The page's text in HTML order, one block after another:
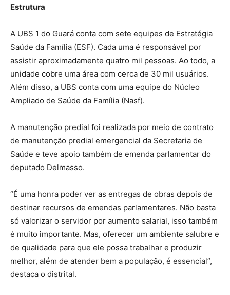
Estrutura
A UBS 1 do Guará conta com sete equipes de Estratégia
Saúde da Família (ESF). Cada uma é responsável por
assistir aproximadamente quatro mil pessoas. Ao todo, a
unidade cobre uma área com cerca de 30 mil usuários.
Além disso, a UBS conta com uma equipe do Núcleo
Ampliado de Saúde da Família (Nasf).
A manutenção predial foi realizada por meio de contrato
de manutenção predial emergencial da Secretaria de
Saúde e teve apoio também de emenda parlamentar do
deputado Delmasso.
“É uma honra poder ver as entregas de obras depois de
destinar recursos de emendas parlamentares. Não basta
só valorizar o servidor por aumento salarial, isso também
é muito importante. Mas, oferecer um ambiente salubre e
de qualidade para que ele possa trabalhar e produzir
melhor, além de atender bem a população, é essencial”,
destaca o distrital.